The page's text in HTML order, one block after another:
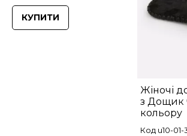
КУПИТИ
Жіночі
з Дощик
кольору
Код u10-01-